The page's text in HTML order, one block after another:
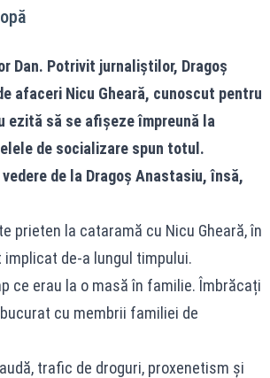
Dan. Potrivit jurnaliștilor, Dragoș
afaceri Nicu Gheară, cunoscut pentru
ezită să se afișeze împreună la
de socializare spun totul.
de la Dragoș Anastasiu, însă,
prieten la cataramă cu Nicu Gheară, în
de-a lungul timpului.
ce erau la o masă în familie. Îmbrăcați
cu membrii familiei de
trafic de droguri, proxenetism și